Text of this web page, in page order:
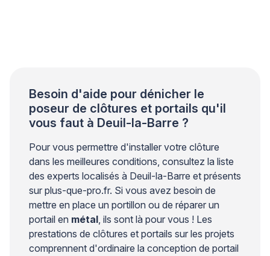
Besoin d'aide pour dénicher le
poseur de clôtures et portails qu'il
vous faut à Deuil-la-Barre ?
Pour vous permettre d'installer votre clôture
dans les meilleures conditions, consultez la liste
des experts localisés à Deuil-la-Barre et présents
sur plus-que-pro.fr. Si vous avez besoin de
mettre en place un portillon ou de réparer un
portail en métal, ils sont là pour vous ! Les
prestations de clôtures et portails sur les projets
comprennent d'ordinaire la conception de portail